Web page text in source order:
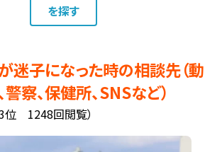
を探す
察、保健所、SNSなど）
3位 1248回閲覧）